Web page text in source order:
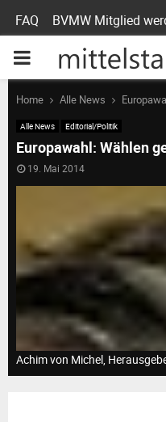
FAQ BVMW Mitglied
P
R
I
M
R
Y
M
Home Alle News
Alle News Editorial/Politik
Europawahl: Wählen
19. Mai 2014
Achim von Michel,